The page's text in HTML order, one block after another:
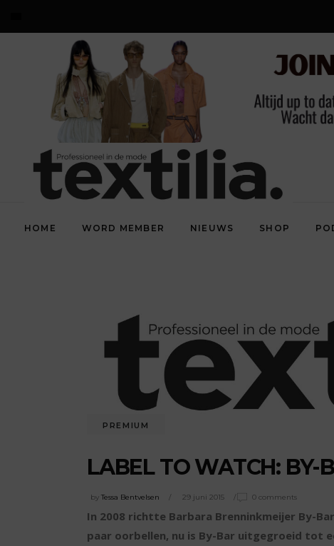
HOME WORD MEMBER NIEUWS SHOP
PREMIUM
LABEL TO WATCH: BY-
by Tessa Bentvelsen 29 juni 2015 0 comments
In 2008 richtte Barbara Brenninkmeijer By-
paar oorbellen, nu is By-Bar uitgegroeid tot